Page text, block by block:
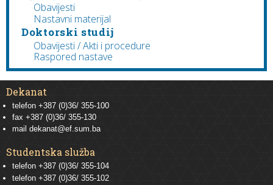
Obavijesti
Nastavni materijal
Doktorski studij
Obavijesti / Akti i procedure
Raspored nastave
Dekanat
telefon +387 (0)36/ 355-100
fax +387 (0)36/ 355-130
mail dekanat@ef.sum.ba
Studentska služba
telefon +387 (0)36/ 355-104
telefon +387 (0)36/ 355-102